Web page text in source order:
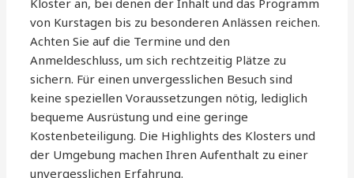
Kloster an, bei denen der Inhalt und das Programm
von Kurstagen bis zu besonderen Anlässen reichen.
Achten Sie auf die Termine und den
Anmeldeschluss, um sich rechtzeitig Plätze zu
sichern. Für einen unvergesslichen Besuch sind
keine speziellen Voraussetzungen nötig, lediglich
bequeme Ausrüstung und eine geringe
Kostenbeteiligung. Die Highlights des Klosters und
der Umgebung machen Ihren Aufenthalt zu einer
unvergesslichen Erfahrung.